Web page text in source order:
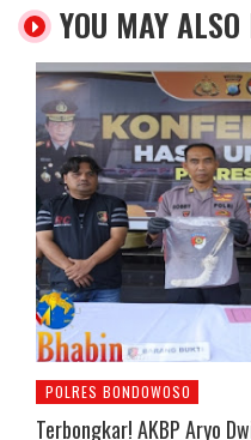
YOU MAY
POLRES BONDOWOSO
Terbongkar! AKBP Aryo